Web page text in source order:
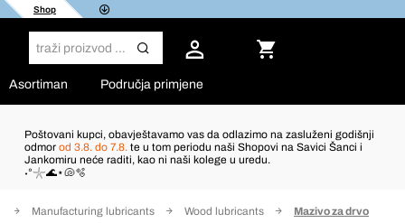
Shop
Asortiman Područja primjene
Poštovani kupci, obavještavamo vas da odlazimo na zasluženi godišnji
odmor od 3.8. do 7.8. te u tom periodu naši Shopovi na Savici Šanci i
Jankomiru neće raditi, kao ni naši kolege u uredu.
˖°𓇼🌊⋆🐚🫧
Manufacturing lubricants Wood lubricants Mazivo za drvo